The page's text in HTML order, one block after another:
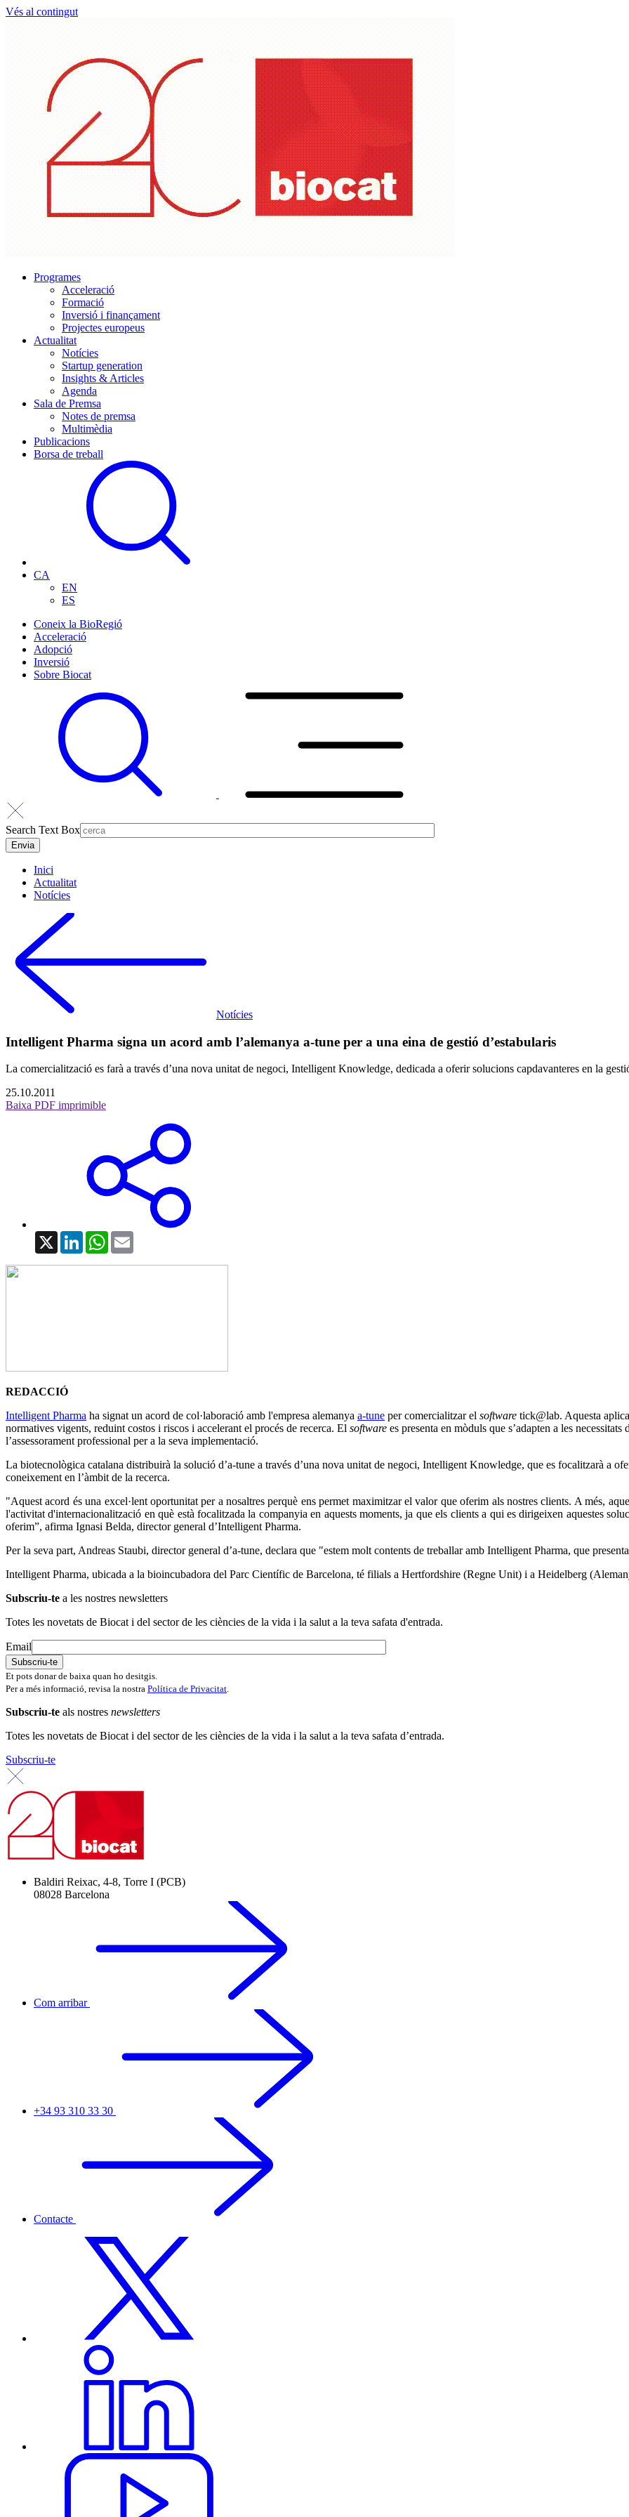
Vés al contingut
Programes
Acceleració
Formació
Inversió i finançament
Projectes europeus
Actualitat
Notícies
Startup generation
Insights & Articles
Agenda
Sala de Premsa
Notes de premsa
Multimèdia
Publicacions
Borsa de treball
CA
EN
ES
Coneix la BioRegió
Acceleració
Adopció
Inversió
Sobre Biocat
Search Text Box
Inici
Actualitat
Notícies
Notícies
Intelligent Pharma signa un acord amb l’alemanya a-tune per a una eina de gestió d’estabularis
La comercialització es farà a través d’una nova unitat de negoci, Intelligent Knowledge, dedicada a oferir solucions capdavanteres en la
25.10.2011
Baixa PDF imprimible
X LinkedInWhatsApp
REDACCIÓ
Intelligent Pharma ha signat un acord de col·laboració amb l'empresa alemanya a-tune per comercialitzar el software tick@lab. Aquesta
normatives vigents, reduint costos i riscos i accelerant el procés de recerca. El software es presenta en mòduls que s’adapten a les
l’assessorament professional per a la seva implementació.
La biotecnològica catalana distribuirà la solució d’a-tune a través d’una nova unitat de negoci, Intelligent Knowledge, que es focalitzarà a
coneixement en l’àmbit de la recerca.
"Aquest acord és una excel·lent oportunitat per a nosaltres perquè ens permet maximitzar el valor que oferim als nostres clients. A més,
l'activitat d'internacionalització en què està focalitzada la companyia en aquests moments, ja que els clients a qui es dirigeixen aquestes
oferim”, afirma Ignasi Belda, director general d’Intelligent Pharma.
Per la seva part, Andreas Staubi, director general d’a-tune, declara que "estem molt contents de treballar amb Intelligent Pharma, que
Intelligent Pharma, ubicada a la bioincubadora del Parc Científic de Barcelona, té filials a Hertfordshire (Regne Unit) i a Heidelberg
Subscriu-te a les nostres newsletters
Totes les novetats de Biocat i del sector de les ciències de la vida i la salut a la teva safata d'entrada.
Email
Et pots donar de baixa quan ho desitgis.
Per a més informació, revisa la nostra Política de Privacitat.
Subscriu-te als nostres newsletters
Totes les novetats de Biocat i del sector de les ciències de la vida i la salut a la teva safata d’entrada.
Subscriu-te
Baldiri Reixac, 4-8, Torre I (PCB)
08028 Barcelona
Com arribar
+34 93 310 33 30
Contacte